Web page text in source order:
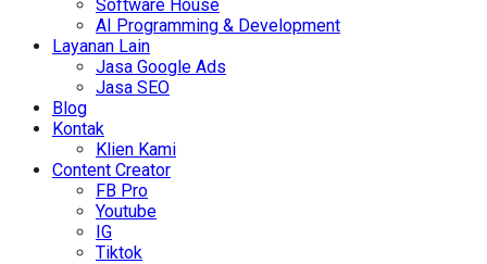
Software House
AI Programming & Development
Layanan Lain
Jasa Google Ads
Jasa SEO
Blog
Kontak
Klien Kami
Content Creator
FB Pro
Youtube
IG
Tiktok